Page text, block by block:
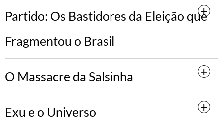
Partido: Os Bastidores da Eleição que
Fragmentou o Brasil
O Massacre da Salsinha
Exu e o Universo